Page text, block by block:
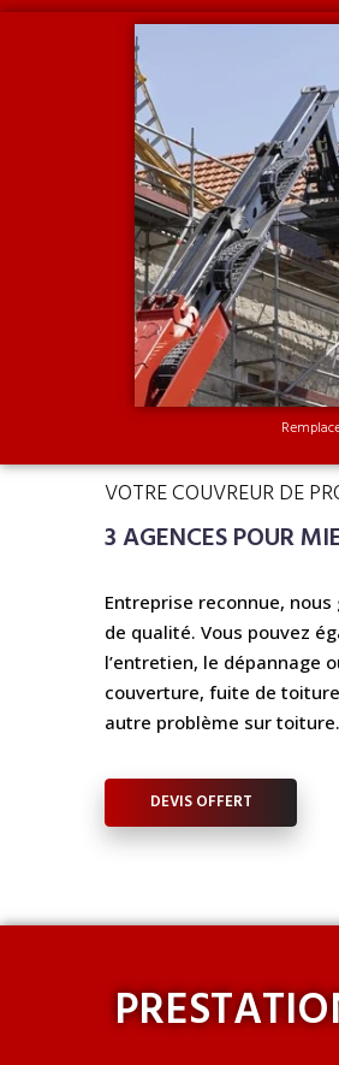
VOTRE COUVREUR DE
3 AGENCES POUR
Entreprise reconnue,
de qualité. Vous pouvez
l’entretien, le dépannage
couverture, fuite de
autre problème sur toiture.
DEVIS OFFERT